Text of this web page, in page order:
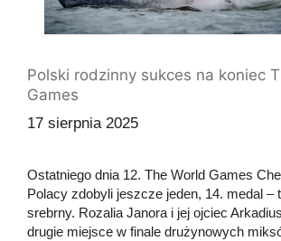
Polski rodzinny sukces na koniec
Games
17 sierpnia 2025
Ostatniego dnia 12. The World Games
Polacy zdobyli jeszcze jeden, 14. medal –
srebrny. Rozalia Janora i jej ojciec
drugie miejsce w finale drużynowych